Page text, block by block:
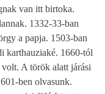
van itt birtoka.
1332-33-ban
a papja. 1503-ban
karthauziaké. 1660-tól
A török alatt járási
ben olvasunk.